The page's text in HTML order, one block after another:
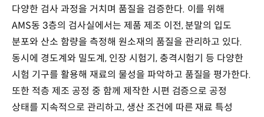
다양한 검사 과정을 거치며 품질을 검증한다. 이를 위해
AMS동 3층의 검사실에서는 제품 제조 이전, 분말의 입도
분포와 산소 함량을 측정해 원소재의 품질을 관리하고 있다.
동시에 경도계와 밀도계, 인장 시험기, 충격시험기 등 다양한
시험 기구를 활용해 재료의 물성을 파악하고 품질을 평가한다.
또한 적층 제조 공정 중 함께 제작한 시편 검증으로 공정
상태를 지속적으로 관리하고, 생산 조건에 따른 재료 특성